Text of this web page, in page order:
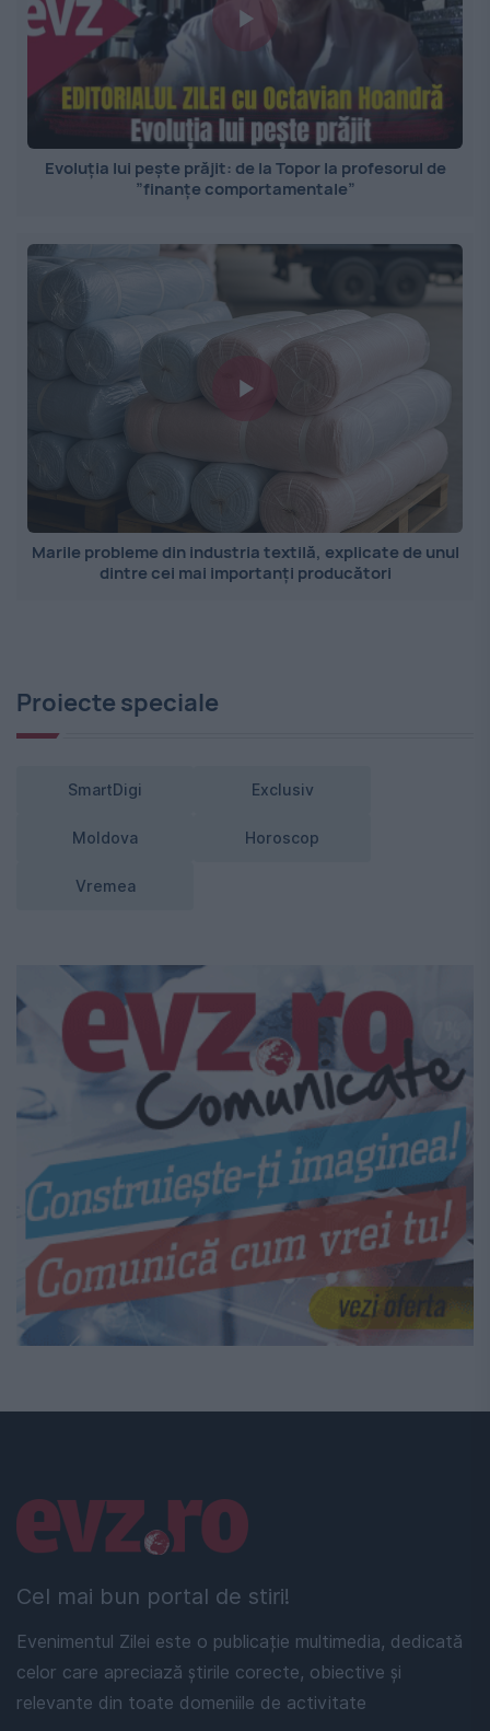
Evoluția lui pește prăjit: de la Topor la profesorul de
”finanțe comportamentale”
Marile probleme din industria textilă, explicate de unul
dintre cei mai importanți producători
Proiecte speciale
SmartDigi Exclusiv
Moldova Horoscop
Vremea
Cel mai bun portal de stiri!
Evenimentul Zilei este o publicație multimedia, dedicată
celor care apreciază știrile corecte, obiective și
relevante din toate domeniile de activitate
Linkuri utile